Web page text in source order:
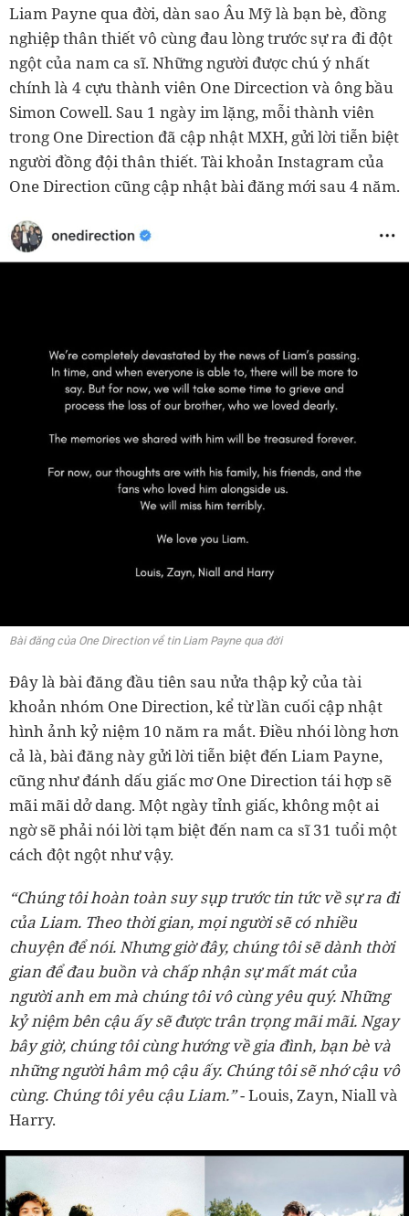
Liam Payne qua đời, dàn sao Âu Mỹ là bạn bè, đồng
nghiệp thân thiết vô cùng đau lòng trước sự ra đi đột
ngột của nam ca sĩ. Những người được chú ý nhất
chính là 4 cựu thành viên One Dircection và ông bầu
Simon Cowell. Sau 1 ngày im lặng, mỗi thành viên
trong One Direction đã cập nhật MXH, gửi lời tiễn biệt
người đồng đội thân thiết. Tài khoản Instagram của
One Direction cũng cập nhật bài đăng mới sau 4 năm.
Bài đăng của One Direction về tin Liam Payne qua đời
Đây là bài đăng đầu tiên sau nửa thập kỷ của tài
khoản nhóm One Direction, kể từ lần cuối cập nhật
hình ảnh kỷ niệm 10 năm ra mắt. Điều nhói lòng hơn
cả là, bài đăng này gửi lời tiễn biệt đến Liam Payne,
cũng như đánh dấu giấc mơ One Direction tái hợp sẽ
mãi mãi dở dang. Một ngày tỉnh giấc, không một ai
ngờ sẽ phải nói lời tạm biệt đến nam ca sĩ 31 tuổi một
cách đột ngột như vậy.
“Chúng tôi hoàn toàn suy sụp trước tin tức về sự ra đi
của Liam. Theo thời gian, mọi người sẽ có nhiều
chuyện để nói. Nhưng giờ đây, chúng tôi sẽ dành thời
gian để đau buồn và chấp nhận sự mất mát của
người anh em mà chúng tôi vô cùng yêu quý. Những
kỷ niệm bên cậu ấy sẽ được trân trọng mãi mãi. Ngay
bây giờ, chúng tôi cùng hướng về gia đình, bạn bè và
những người hâm mộ cậu ấy. Chúng tôi sẽ nhớ cậu vô
cùng. Chúng tôi yêu cậu Liam.”- Louis, Zayn, Niall và
Harry.